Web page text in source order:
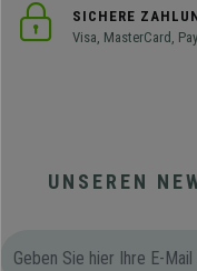
SICHERE
Visa, MasterCard,
UNSEREN